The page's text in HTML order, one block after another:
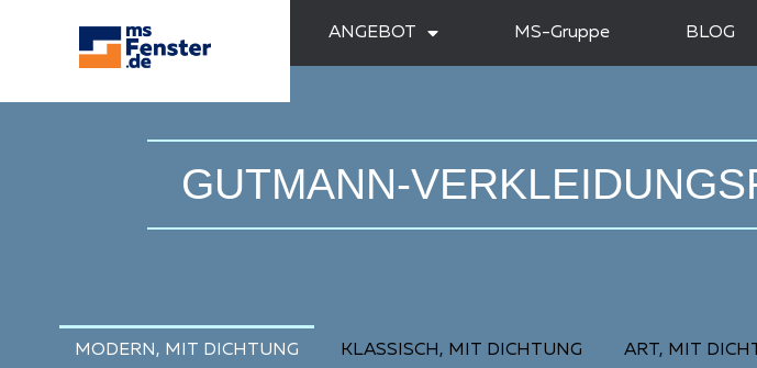
ANGEBOT MS-Gruppe BLOG
GUTMANN-
MODERN, MIT DICHTUNG KLASSISCH, MIT DICHTUNG ART, MIT